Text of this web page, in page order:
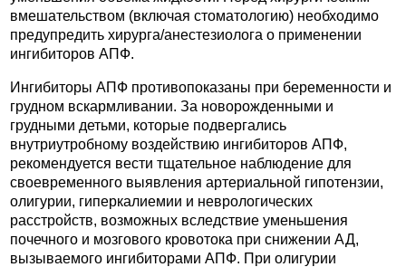
вмешательством (включая стоматологию) необходимо
предупредить хирурга/анестезиолога о применении
ингибиторов АПФ.
Ингибиторы АПФ противопоказаны при беременности и
грудном вскармливании. За новорожденными и
грудными детьми, которые подвергались
внутриутробному воздействию ингибиторов АПФ,
рекомендуется вести тщательное наблюдение для
своевременного выявления артериальной гипотензии,
олигурии, гиперкалиемии и неврологических
расстройств, возможных вследствие уменьшения
почечного и мозгового кровотока при снижении АД,
вызываемого ингибиторами АПФ. При олигурии